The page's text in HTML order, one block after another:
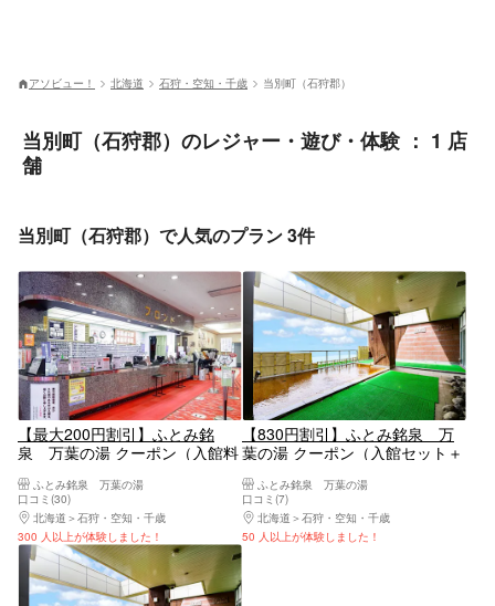
アソビュー！ 北海道 石狩・空知・千歳 当別町（石狩郡）
当別町（石狩郡）のレジャー・遊び・体験 ： 1 店
舗
当別町（石狩郡）で人気のプラン 3件
【最大200円割引】ふとみ銘
泉 万葉の湯 クーポン（入館料
ふとみ銘泉 万葉の湯
口コミ(30)
北海道
石狩・空知・千歳
300 人以上が体験しました！
【830円割引】ふとみ銘泉 万
葉の湯 クーポン（入館セット＋
ふとみ銘泉 万葉の湯
口コミ(7)
北海道
石狩・空知・千歳
50 人以上が体験しました！